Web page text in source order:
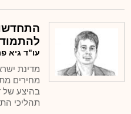
עו"ד גיא
מדינת
מחירים
בהיצע של
תהליכי